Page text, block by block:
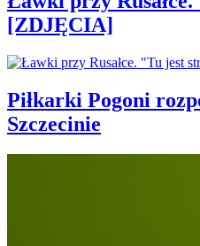
[ZDJĘCIA]
Piłkarki Pogoni
Szczecinie